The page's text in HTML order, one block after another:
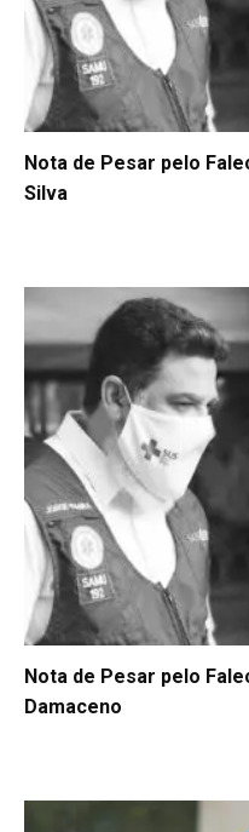
Nota de Pesar pelo
Silva
Nota de Pesar pelo
Damaceno